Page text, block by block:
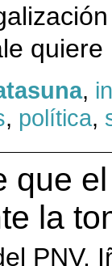
,
, política,
que
la
PNV,